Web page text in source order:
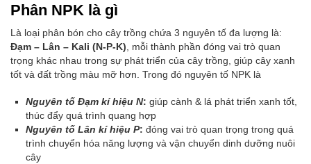
Phân NPK là gì
Là loại phân bón cho cây trồng chứa 3 nguyên tố đa lượng là:
Đạm – Lân – Kali (N-P-K) , mỗi thành phần đóng vai trò quan
trọng khác nhau trong sự phát triển của cây trồng, giúp cây xanh
tốt và đất trồng màu mỡ hơn. Trong đó nguyên tố NPK là
Nguyên tố Đạm kí hiệu N: giúp cành & lá phát triển xanh tốt,
thúc đẩy quá trình quang hợp
Nguyên tố Lân kí hiệu P: đóng vai trò quan trọng trong quá
trình chuyển hóa năng lượng và vận chuyển dinh dưỡng nuôi
cây